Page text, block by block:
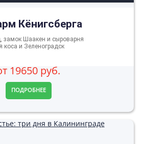
Кёнигсберга
замок Шаакен и сыроварня
и Зеленоградск
19650 руб.
ПОДРОБНЕЕ